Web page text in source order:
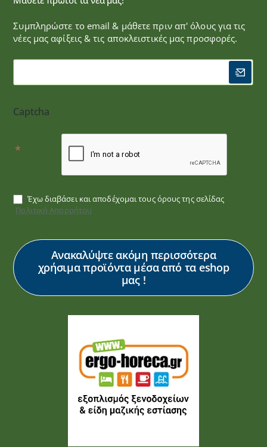
Συμπληρώστε το email & μάθετε πριν απ' όλους για τις
νέες μας αφίξεις & τις αποκλειστικές μας προσφορές.
Captcha
Έχω διαβάσει και αποδέχομαι τους όρους της σελίδας
Πολιτική Απορρήτου
Ανακαλύψτε ακόμη περισσότερα
χρήσιμα προϊόντα μέσα από τα eshop
μας !